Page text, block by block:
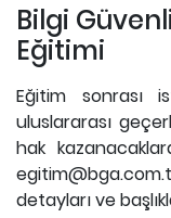
Bilgi
Eğitimi
Eğitim sonrası
uluslararası
hak
detayları ve